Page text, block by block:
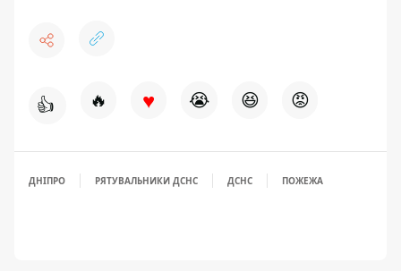
👍 🔥 ♥ 😭 😆 😡
ДНІПРО РЯТУВАЛЬНИКИ ДСНС ДСНС ПОЖЕЖА